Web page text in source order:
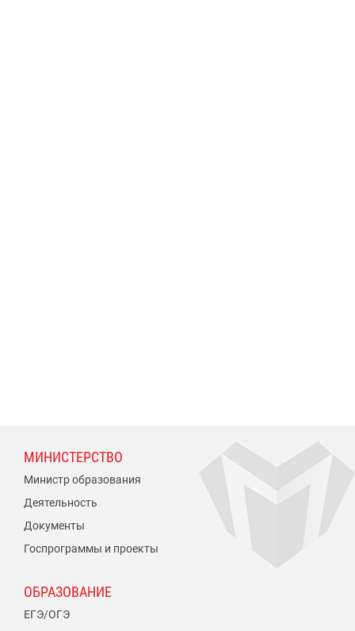
МИНИСТЕРСТВО
Министр образования
Деятельность
Документы
Госпрограммы и проекты
ОБРАЗОВАНИЕ
ЕГЭ/ОГЭ